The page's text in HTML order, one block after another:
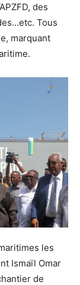
des
Tous
marquant
les
Ismaïl Omar
de